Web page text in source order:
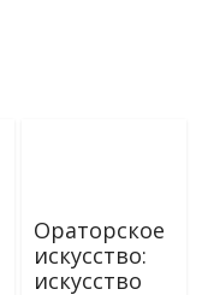
Ораторское
искусство:
искусство